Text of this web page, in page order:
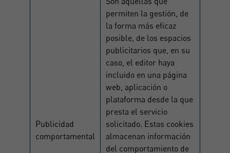
Publicidad
comportamental
permiten la gestión, de
la forma más eficaz
posible, de los espacios
publicitarios que, en su
caso, el editor haya
incluido en una página
web, aplicación o
plataforma desde la que
presta el servicio
solicitado. Estas cookies
almacenan información
del comportamiento de